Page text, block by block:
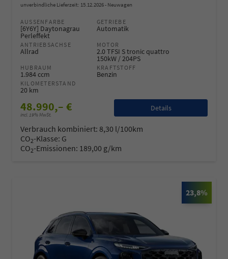
unverbindliche Lieferzeit: 15.12.2026 Neuwagen
AUSSENFARBE
[6Y6Y] Daytonagrau
Perleffekt
GETRIEBE
Automatik
ANTRIEBSACHSE
Allrad
MOTOR
2.0 TFSI S tronic quattro
150kW / 204PS
HUBRAUM
1.984 ccm
KRAFTSTOFF
Benzin
KILOMETERSTAND
20 km
48.990,– €
incl. 19% MwSt.
Details
Verbrauch kombiniert: 8,30 l/100km
CO2-Klasse: G
CO2-Emissionen: 189,00 g/km
23,8%